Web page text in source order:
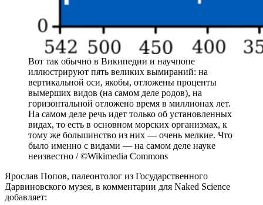
Вот так обычно в Википедии и научпопе
иллюстрируют пять великих вымираний: на
вертикальной оси, якобы, отложены проценты
вымерших видов (на самом деле родов), на
горизонтальной отложено время в миллионах лет.
На самом деле речь идет только об установленных
видах, то есть в основном морских организмах, к
тому же большинство из них — очень мелкие. Что
было именно с видами — на самом деле науке
неизвестно / ©Wikimedia Commons
Ярослав Попов, палеонтолог из Государственного
Дарвиновского музея, в комментарии для Naked Science
добавляет: